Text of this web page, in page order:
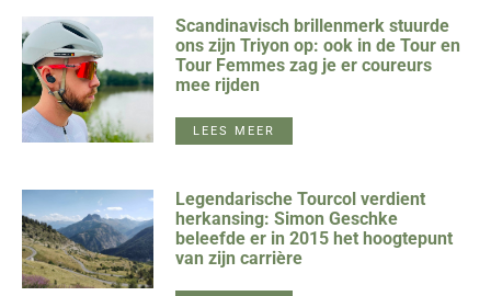
Scandinavisch brillenmerk stuurde
ons zijn Triyon op: ook in de Tour en
Tour Femmes zag je er coureurs
mee rijden
LEES MEER
Legendarische Tourcol verdient
herkansing: Simon Geschke
beleefde er in 2015 het hoogtepunt
van zijn carrière